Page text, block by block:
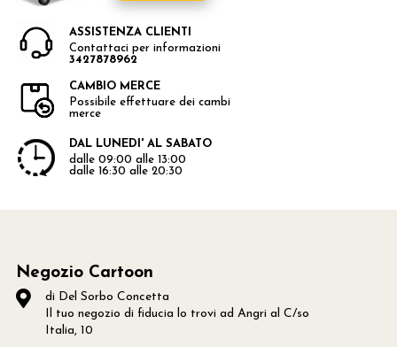
ASSISTENZA CLIENTI
Contattaci per informazioni
3427878962
CAMBIO MERCE
Possibile effettuare dei cambi
merce
DAL LUNEDI' AL SABATO
dalle 09:00 alle 13:00
dalle 16:30 alle 20:30
Negozio Cartoon
di Del Sorbo Concetta
Il tuo negozio di fiducia lo trovi ad Angri al C/so
Italia, 10